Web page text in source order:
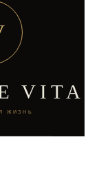
VITA
ЖИЗНЬ